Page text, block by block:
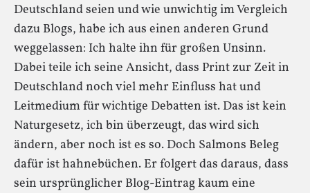
Deutschland seien und wie unwichtig im Vergleich
dazu Blogs, habe ich aus einen anderen Grund
weggelassen: Ich halte ihn für großen Unsinn.
Dabei teile ich seine Ansicht, dass Print zur Zeit in
Deutschland noch viel mehr Einfluss hat und
Leitmedium für wichtige Debatten ist. Das ist kein
Naturgesetz, ich bin überzeugt, das wird sich
ändern, aber noch ist es so. Doch Salmons Beleg
dafür ist hahnebüchen. Er folgert das daraus, dass
sein ursprünglicher Blog-Eintrag kaum eine